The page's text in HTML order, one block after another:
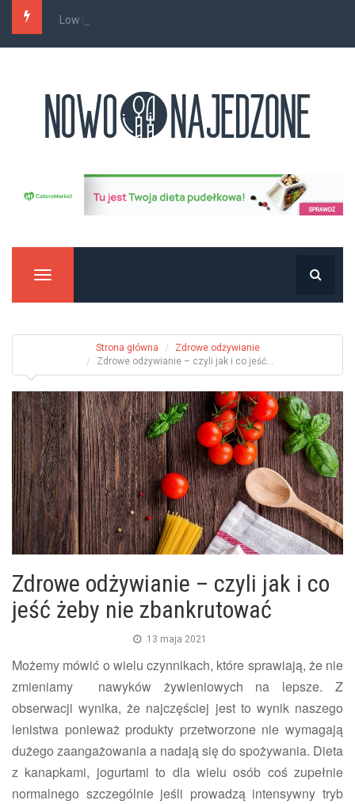
Low FODMAP a wzdęcia i bóle brzucha – co...
Manu
Strona główna
Zdrowe odżywianie
Zdrowe odżywianie – czyli jak i co jeść...
Zdrowe odżywianie – czyli jak i co
jeść żeby nie zbankrutować
13 maja 2021
Możemy mówić o wielu czynnikach, które sprawiają, że nie
zmieniamy nawyków żywieniowych na lepsze. Z
obserwacji wynika, że najczęściej jest to wynik naszego
lenistwa ponieważ produkty przetworzone nie wymagają
dużego zaangażowania a nadają się do spożywania. Dieta
z kanapkami, jogurtami to dla wielu osób coś zupełnie
normalnego szczególnie jeśli prowadzą intensywny tryb